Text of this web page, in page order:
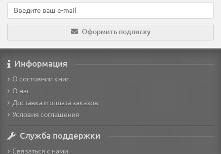
Оформить подписку
Информация
О состоянии книг
О нас
Доставка и оплата заказов
Условия соглашения
Служба поддержки
Связаться с нами